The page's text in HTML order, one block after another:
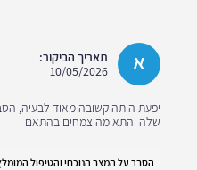
א
תאריך הביקור:
10/05/2026
יפעת היתה קשובה מאוד לבעיה,
שלה והתאימה צמחים בהתאם
הסבר על המצב הנוכחי והטיפול